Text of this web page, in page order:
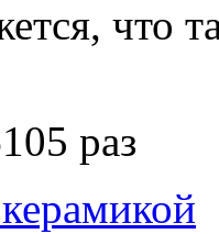
что
раз